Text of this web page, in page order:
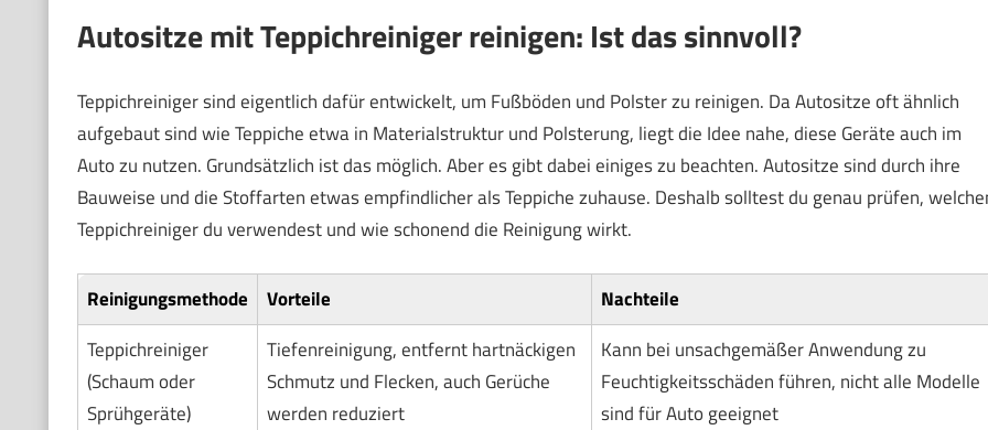
Autositze mit Teppichreiniger reinigen: Ist das sinnvoll?
Teppichreiniger sind eigentlich dafür entwickelt, um Fußböden und Polster zu reinigen. Da Autositze oft ähnlich
aufgebaut sind wie Teppiche etwa in Materialstruktur und Polsterung, liegt die Idee nahe, diese Geräte auch im
Auto zu nutzen. Grundsätzlich ist das möglich. Aber es gibt dabei einiges zu beachten. Autositze sind durch ihre
Bauweise und die Stoffarten etwas empfindlicher als Teppiche zuhause. Deshalb solltest du genau prüfen,
Teppichreiniger du verwendest und wie schonend die Reinigung wirkt.
Reinigungsmethode Vorteile
Nachteile
Teppichreiniger
(Schaum oder
Sprühgeräte)
Tiefenreinigung, entfernt hartnäckigen
Schmutz und Flecken, auch Gerüche
werden reduziert
Kann bei unsachgemäßer Anwendung zu
Feuchtigkeitsschäden führen, nicht alle Modelle
sind für Auto geeignet